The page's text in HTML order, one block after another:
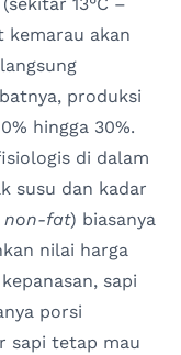
13°C –
kemarau akan
produksi
hingga 30%.
di dalam
susu dan kadar
non-fat) biasanya
nilai harga
sapi
porsi
sapi tetap mau